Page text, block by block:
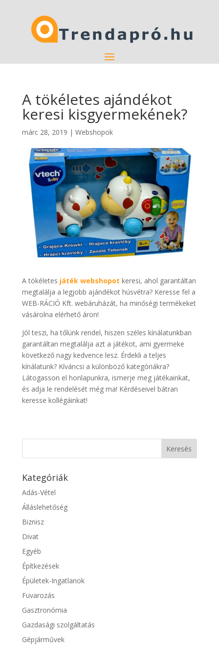
A tökéletes ajándékot
keresi kisgyermekének?
márc 28, 2019 | Webshopok
A tökéletes játék webshopot keresi, ahol garantáltan
megtalálja a legjobb ajándékot húsvétra? Keresse fel a
WEB-RÁCIÓ Kft. webáruházát, ha minőségi termékeket
vásárolna elérhető áron!
Jól teszi, ha tőlünk rendel, hiszen széles kínálatunkban
garantáltan megtalálja azt a játékot, ami gyermeke
következő nagy kedvence lesz. Érdekli a teljes
kínálatunk? Kíváncsi a különböző kategóriákra?
Látogasson el honlapunkra, ismerje meg játékainkat,
és adja le rendelését még ma! Kérdéseivel bátran
keresse kollégáinkat!
Kategóriák
Adás-Vétel
Álláslehetőség
Biznisz
Divat
Egyéb
Építkezések
Épületek-Ingatlanok
Fuvarozás
Gasztronómia
Gazdasági szolgáltatás
Gépjárművek